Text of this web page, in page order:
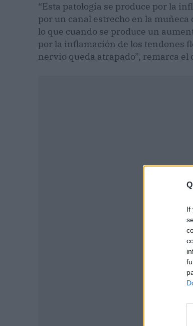
If
“Esta patología se produce por la
por un canal estrecho en la
lo que cuando se produce un
por la inflamación de los tendones
nervio queda atrapado”, remarca el